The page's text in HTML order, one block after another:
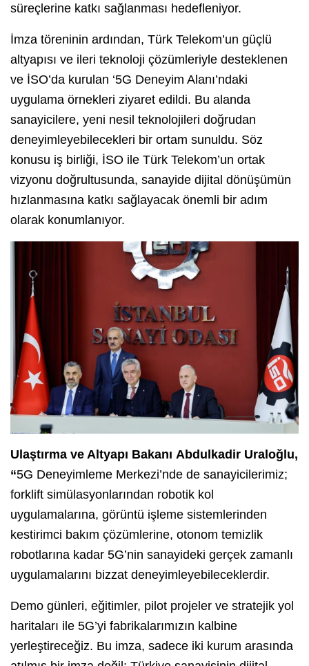
süreçlerine katkı sağlanması hedefleniyor.
İmza töreninin ardından, Türk Telekom’un güçlü
altyapısı ve ileri teknoloji çözümleriyle desteklenen
ve İSO’da kurulan ‘5G Deneyim Alanı’ndaki
uygulama örnekleri ziyaret edildi. Bu alanda
sanayicilere, yeni nesil teknolojileri doğrudan
deneyimleyebilecekleri bir ortam sunuldu. Söz
konusu iş birliği, İSO ile Türk Telekom’un ortak
vizyonu doğrultusunda, sanayide dijital dönüşümün
hızlanmasına katkı sağlayacak önemli bir adım
olarak konumlanıyor.
Ulaştırma ve Altyapı Bakanı Abdulkadir Uraloğlu,
“5G Deneyimleme Merkezi’nde de sanayicilerimiz;
forklift simülasyonlarından robotik kol
uygulamalarına, görüntü işleme sistemlerinden
kestirimci bakım çözümlerine, otonom temizlik
robotlarına kadar 5G’nin sanayideki gerçek zamanlı
uygulamalarını bizzat deneyimleyebileceklerdir.
Demo günleri, eğitimler, pilot projeler ve stratejik yol
haritaları ile 5G’yi fabrikalarımızın kalbine
yerleştireceğiz. Bu imza, sadece iki kurum arasında